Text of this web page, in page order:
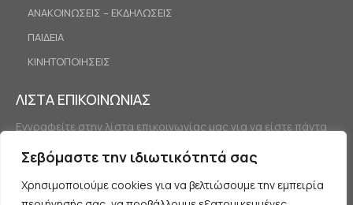
Σεβόμαστε την ιδιωτικότητά σας
Χρησιμοποιούμε cookies για να βελτιώσουμε την εμπειρία
ΑΝΑΚΟΙΝΩΣΕΙΣ – ΕΚΔΗΛΩΣΕΙΣ
ΠΑΙΔΕΙΑ
ΚΙΝΗΤΟΠΟΙΗΣΕΙΣ
ΛΙΣΤΑ ΕΠΙΚΟΙΝΩΝΙΑΣ
Εγγραφείτε στην λίστα επικοινωνίας μας για να είστε πάντα